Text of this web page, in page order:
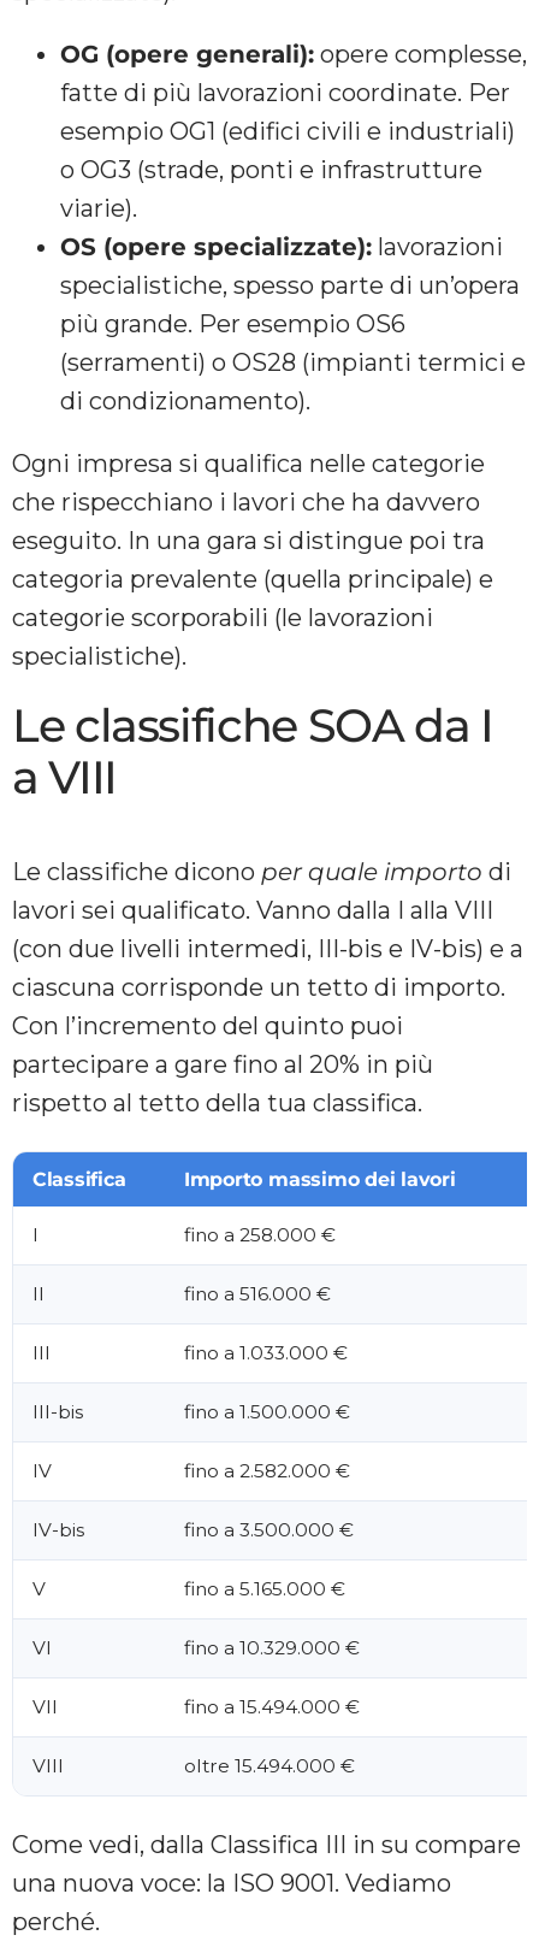
OG (opere generali):opere complesse,
fatte di più lavorazioni coordinate. Per
esempio OG1 (edifici civili e industriali)
o OG3 (strade, ponti e infrastrutture
viarie).
OS (opere specializzate):lavorazioni
specialistiche, spesso parte di un’opera
più grande. Per esempio OS6
(serramenti) o OS28 (impianti termici e
di condizionamento).
Ogni impresa si qualifica nelle categorie
che rispecchiano i lavori che ha davvero
eseguito. In una gara si distingue poi tra
categoria prevalente (quella principale) e
categorie scorporabili (le lavorazioni
specialistiche).
Le classifiche SOA da I
a VIII
Le classifiche dicono per quale importo di
lavori sei qualificato. Vanno dalla I alla VIII
(con due livelli intermedi, III-bis e IV-bis) e a
ciascuna corrisponde un tetto di importo.
Con l’incremento del quinto puoi
partecipare a gare fino al 20% in più
rispetto al tetto della tua classifica.
Classifica Importo massimo dei lavori
I fino a 258.000 €
II fino a 516.000 €
III fino a 1.033.000 €
III-bis fino a 1.500.000 €
IV fino a 2.582.000 €
IV-bis fino a 3.500.000 €
V fino a 5.165.000 €
VI fino a 10.329.000 €
VII fino a 15.494.000 €
VIII oltre 15.494.000 €
Come vedi, dalla Classifica III in su compare
una nuova voce: la ISO 9001. Vediamo
perché.